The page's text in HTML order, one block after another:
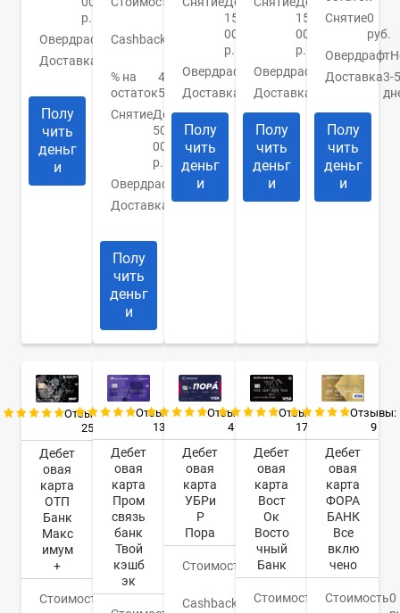
р.
Овердрафт
Нет
Доставка
курьер
Полу
чить
деньг
и
Cashback
% на
остаток
4-
5%
СнятиеДо
50
000
р.
Овердрафт
Доставка Банк/
Полу
чить
деньг
и
150
000
р.
Овердрафт
Нет
Доставка
Банк
Полу
чить
деньг
и
150
000
р.
Овердрафт
Нет
Доставка
Полу
чить
деньг
и
Снятие0
руб.
Овердрафт
Доставка3-5
Полу
чить
деньг
и
Отзывы:
25
Дебет
овая
карта
ОТП
Банк
Макс
имум
+
Стоимость0
Отзывы:
13
Дебет
овая
карта
Пром
связь
банк
Твой
кэшб
эк
Отзывы:
4
Дебет
овая
карта
УБРи
Р
Пора
Стоимость
руб.
Cashback
До
Отзывы:
17
Дебет
овая
карта
Вост
Ок
Восто
чный
Банк
Стоимость
Отзывы:
9
Дебет
овая
карта
ФОРА
БАНК
Все
вклю
чено
Стоимость0